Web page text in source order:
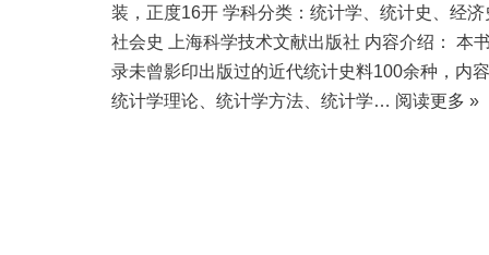
装，正度16开 学科分类：统计学、统计史、经济
社会史 上海科学技术文献出版社 内容介绍： 本
录未曾影印出版过的近代统计史料100余种，内
统计学理论、统计学方法、统计学… 阅读更多 »